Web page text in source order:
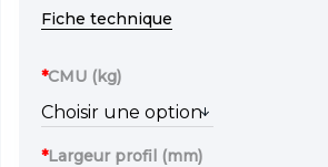
Fiche technique
*CMU (kg)
*Largeur profil (mm)